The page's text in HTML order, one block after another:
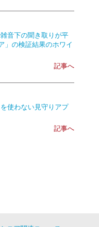
音下の聞き取りが平
」の検証結果のホワイ
記事へ
使わない見守りアプ
記事へ